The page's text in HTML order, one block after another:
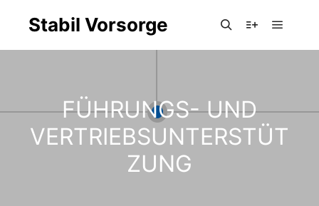
Stabil Vorsorge
FÜHRUNGS- UND
VERTRIEBSUNTERSTÜT
ZUNG